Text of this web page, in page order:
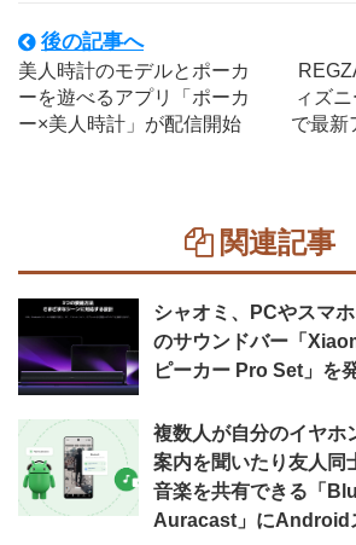
後の記事へ
美人時計のモデルとポーカ
ーを遊べるアプリ「ポーカ
ー×美人時計」が配信開始
ィズ
で最新
関連記事
シャオミ、PCやスマ
のサウンドバー「
ピーカー Pro Set」を
複数人が自分のイヤホ
案内を聞いたり友人同
音楽を共有できる「
Auracast」にAndroid